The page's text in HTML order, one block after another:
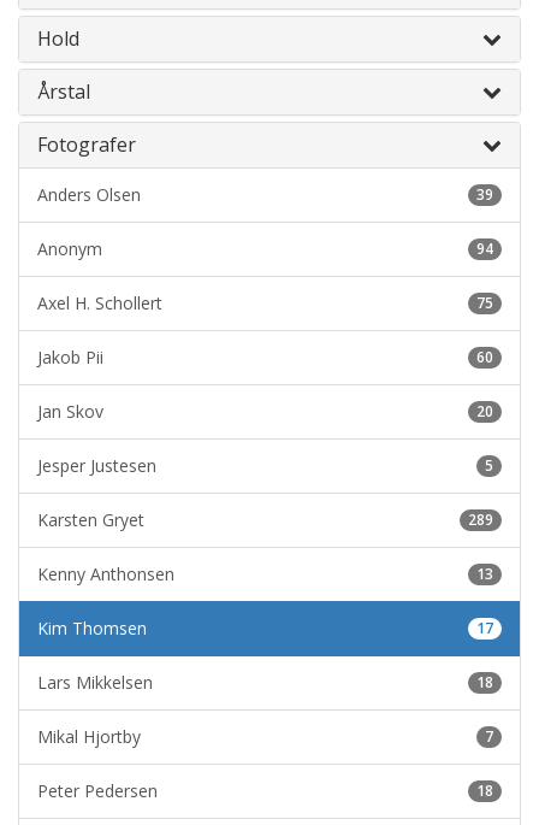
Hold
Årstal
Fotografer
39
Anders Olsen
94
Anonym
75
Axel H. Schollert
60
Jakob Pii
20
Jan Skov
5
Jesper Justesen
289
Karsten Gryet
13
Kenny Anthonsen
17
Kim Thomsen
18
Lars Mikkelsen
7
Mikal Hjortby
18
Peter Pedersen